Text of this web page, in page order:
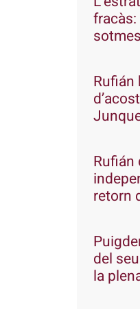
Rufián
retorn
del
la